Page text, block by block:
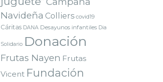
Navideña Colliers covid19
Cáritas DANA Desayunos infantiles Dia
Solidario Donación
Frutas Nayen Frutas
Vicent Fundación